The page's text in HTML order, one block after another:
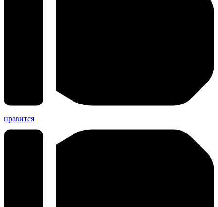
нравится